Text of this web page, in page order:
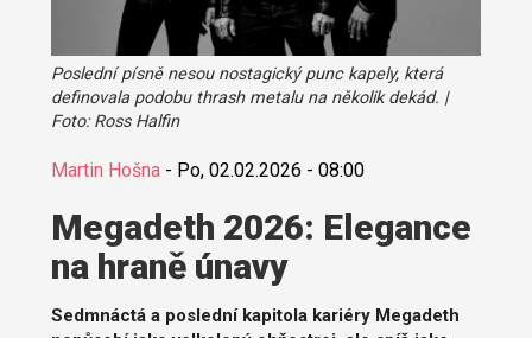
Poslední písně nesou nostagický punc kapely, která
definovala podobu thrash metalu na několik dekád. |
Foto: Ross Halfin
Martin Hošna- Po, 02.02.2026 - 08:00
Megadeth 2026: Elegance
na hraně únavy
Sedmnáctá a poslední kapitola kariéry Megadeth